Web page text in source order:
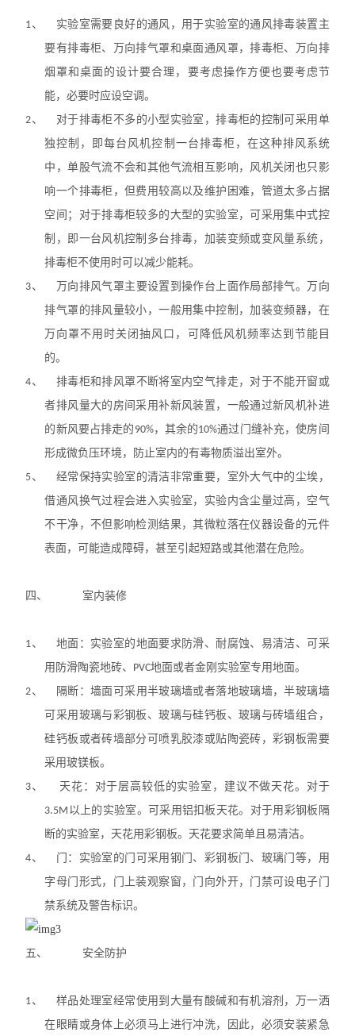
1、
实验室需要良好的通风，用于实验室的通风排毒装置主
要有排毒柜、万向排气罩和桌面通风罩，排毒柜、万向排
烟罩和桌面的设计要合理，要考虑操作方便也要考虑节
能，必要时应设空调。
2、
对于排毒柜不多的小型实验室，排毒柜的控制可采用单
独控制，即每台风机控制 一台排毒柜，在这种排风系统
中，单股气流不会和其他气流相互影响，风机关闭也只影
响一个排毒柜 ，但费用较高以及维护困难，管道太多占据
空间；对于排毒柜较多的大型的实验室，可采用集中式控
制，即一台风机控制 多台排毒，加装变频或变风量系统，
排毒柜不使用时可以减少能耗。
3、
万向排风气罩主要设置到操作台上面作局部排气。万向
排气罩的排风量较小，一般用集中控制，加装变频器，在
万向罩不用时关闭抽风口，可降低风机频率达到节能目
的。
4、
排毒柜和排风罩不断将室内空气排走，对于不能开窗或
者排风量大的房间采用补新风装置，一般通过新风机补进
的新风要占排走的 90%，其余的10%通过门缝补充，使房间
形成微负压环境，防止室内的有毒物质溢出室外。
5、
经常保持实验室的清洁非常重要，室外大气中的尘埃，
借通风换气过程会进入实验室，实验内含尘量过高，空气
不干净，不但影响检测结果，其微粒落在仪器设备的元件
表面，
可能造成障碍，甚至引起短路或其他潜在危险。
四、 室内装修
1、
地面：实验室的地面要求防滑、耐腐蚀、易清洁、可采
用防滑陶瓷地砖、 PVC地面或者金刚实验室专用地面。
2、
隔断：墙面可采用半玻璃墙或者落地玻璃墙，半玻璃墙
可采用玻璃与彩钢板、玻璃与硅钙板、玻璃与砖墙组合，
硅钙板或者砖墙部分可喷乳胶漆或贴陶瓷砖，彩钢板需要
采用玻镁板。
3、
天花：对于层高较低的实验室，建议不做天花。对于
3.5M 以上的实验室。可采用铝扣板天花。对于用彩钢板隔
断的实验室，天花用彩钢板。天花要求简单且易清洁。
4、
门：实验室的门可采用钢门、彩钢板门、玻璃门等，用
字母门形式，门上装观察窗，门向外开，门禁可设电子门
禁系统及警告标识。
五、 安全防护
1、 样品处理室经常使用到大量有酸碱和有机溶剂，万一洒
在眼睛或身体上必须马上进行冲洗，因此，必须安装紧急